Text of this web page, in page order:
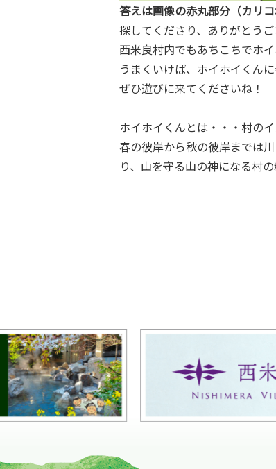
答えは画像の赤丸部分（カリ
探してくださり、ありがとう
西米良村内でもあちこちでホ
うまくいけば、ホイホイくん
ぜひ遊びに来てくださいね！
ホイホイくんとは・・・村のイ
春の彼岸から秋の彼岸までは
り、山を守る山の神になる村の